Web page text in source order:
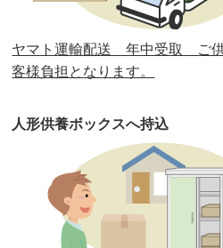
第30回人形供養祭平成30
第29回人形供養祭平成30
第27回人形供養祭平成29
第26回人形供養祭平成28
第25回人形供養祭 平成28
第24回人形供養祭 平成27
ヤマト運輸配送 年中受取 ご供
客様負担となります。
人形供養ボックスへ持込